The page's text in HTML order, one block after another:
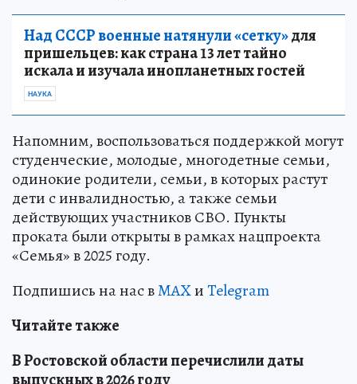
Над СССР военные натянули «сетку»для
пришельцев: как страна 13 лет тайно
искала и изучала инопланетных гостей
НАУКА
Напомним, воспользоваться поддержкой могут
студенческие, молодые, многодетные семьи,
одинокие родители, семьи, в которых растут
дети с инвалидностью, а также семьи
действующих участников СВО. Пункты
проката были открыты в рамках нацпроекта
«Семья» в 2025 году.
Подпишись на нас вMAXиTelegram
Читайте также
В Ростовской области перечислили даты
выпускных в 2026 году